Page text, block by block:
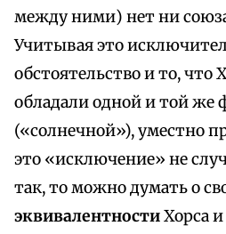
между ними) нет ни
Учитывая это
обстоятельство и то, что
обладали одной и той же
(«солнечной»), уместно
это «исключение» не
так, то можно думать о
эквивалентностиХорса